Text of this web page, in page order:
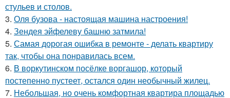
стульев и столов.
3. Оля бузова - настоящая машина настроения!
4. Зендея эйфелеву башню затмила!
5. Самая дорогая ошибка в ремонте - делать квартиру
так, чтобы она понравилась всем.
6. В воркутинском посёлке воргашор, который
постепенно пустеет, остался один необычный жилец.
7. Небольшая, но очень комфортная квартира площадью